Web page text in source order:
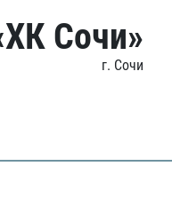
Сочи»
г. Сочи